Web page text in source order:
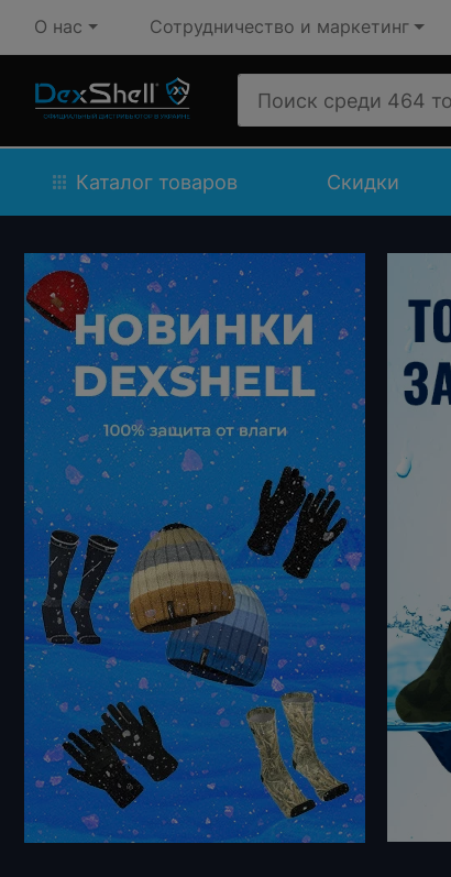
О нас Сотрудничество и маркетинг
Каталог товаров Скидки